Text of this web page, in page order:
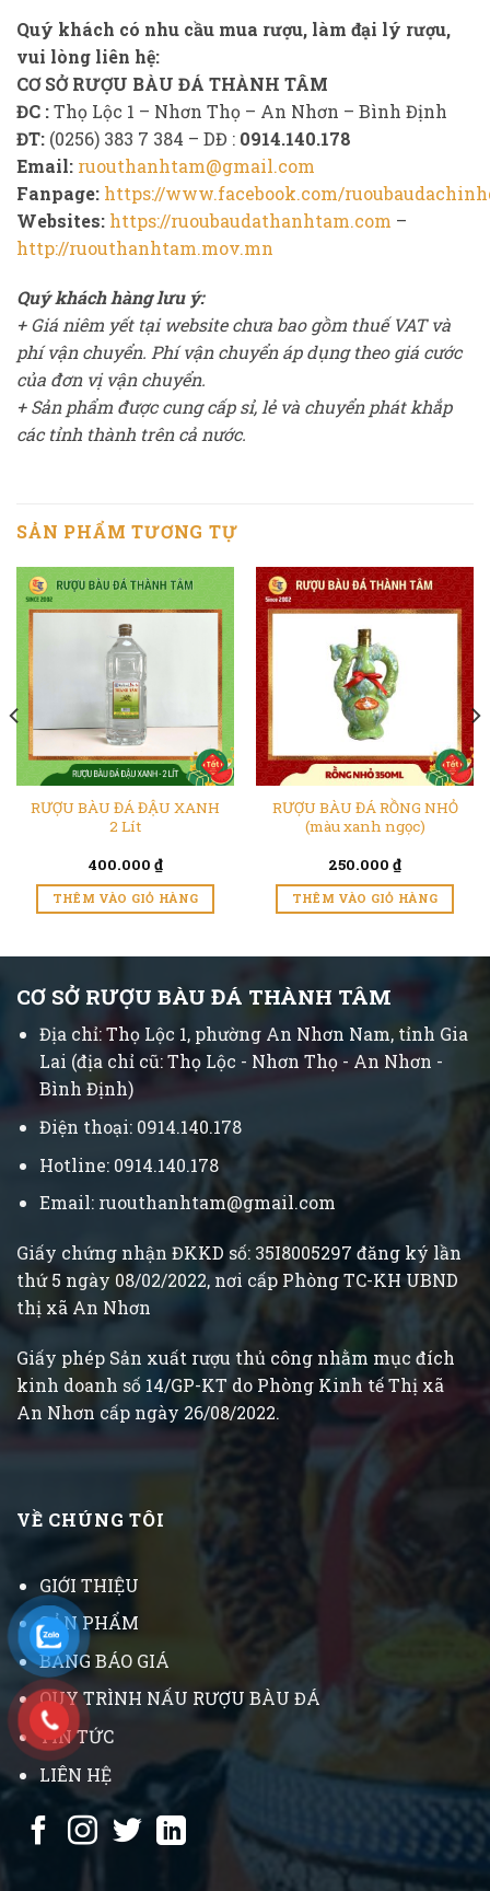
Quý khách có nhu cầu mua rượu, làm đại lý rượu,
vui lòng liên hệ:
CƠ SỞ RƯỢU BÀU ĐÁ THÀNH TÂM
ĐC :Thọ Lộc 1 – Nhơn Thọ – An Nhơn – Bình Định
ĐT: (0256) 383 7 384 – DĐ : 0914.140.178
Email: ruouthanhtam@gmail.com
Fanpage: https://www.facebook.com/
Websites: https://ruoubaudathanhtam.com –
http://ruouthanhtam.mov.mn
Quý khách hàng lưu ý:
+ Giá niêm yết tại website chưa bao gồm thuế VAT và
phí vận chuyển. Phí vận chuyển áp dụng theo giá cước
của đơn vị vận chuyển.
+ Sản phẩm được cung cấp sỉ, lẻ và chuyển phát khắp
các tỉnh thành trên cả nước.
SẢN PHẨM TƯƠNG TỰ
RƯỢU BÀU ĐÁ ĐẬU XANH
2 Lít
400.000 ₫
THÊM VÀO GIỎ HÀNG
RƯỢU BÀU ĐÁ RỒNG NHỎ
(màu xanh ngọc)
250.000 ₫
THÊM VÀO GIỎ HÀNG
CƠ SỞ RƯỢU BÀU ĐÁ THÀNH TÂM
Địa chỉ: Thọ Lộc 1, phường An Nhơn Nam, tỉnh Gia
Lai (địa chỉ cũ: Thọ Lộc - Nhơn Thọ - An Nhơn -
Bình Định)
Điện thoại: 0914.140.178
Hotline: 0914.140.178
Email: ruouthanhtam@gmail.com
Giấy chứng nhận ĐKKD số: 35I8005297 đăng ký lần
thứ 5 ngày 08/02/2022, nơi cấp Phòng TC-KH UBND
thị xã An Nhơn
Giấy phép Sản xuất rượu thủ công nhằm mục đích
kinh doanh số 14/GP-KT do Phòng Kinh tế Thị xã
An Nhơn cấp ngày 26/08/2022.
VỀ CHÚNG TÔI
GIỚI THIỆU
SẢN PHẨM
BẢNG BÁO GIÁ
QUY TRÌNH NẤU RƯỢU BÀU ĐÁ
TIN TỨC
LIÊN HỆ